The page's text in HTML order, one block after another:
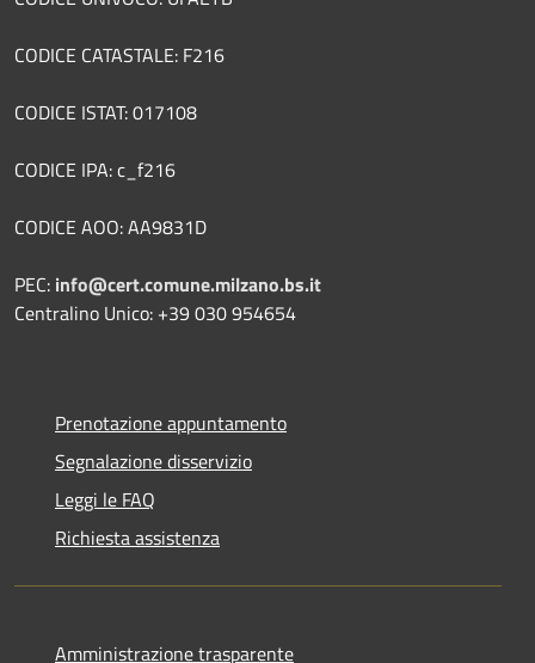
CODICE CATASTALE: F216
CODICE ISTAT: 017108
CODICE IPA: c_f216
CODICE AOO: AA9831D
PEC: info@cert.comune.milzano.bs.it
Centralino Unico: +39 030 954654
Prenotazione appuntamento
Segnalazione disservizio
Leggi le FAQ
Richiesta assistenza
Amministrazione trasparente